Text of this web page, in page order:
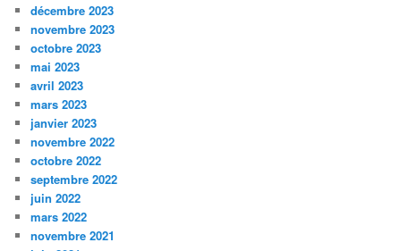
décembre 2023
novembre 2023
octobre 2023
mai 2023
avril 2023
mars 2023
janvier 2023
novembre 2022
octobre 2022
septembre 2022
juin 2022
mars 2022
novembre 2021